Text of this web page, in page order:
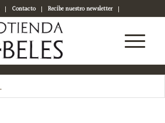
Contacto
Recibe nuestro newsletter
Acceso a tu cuenta